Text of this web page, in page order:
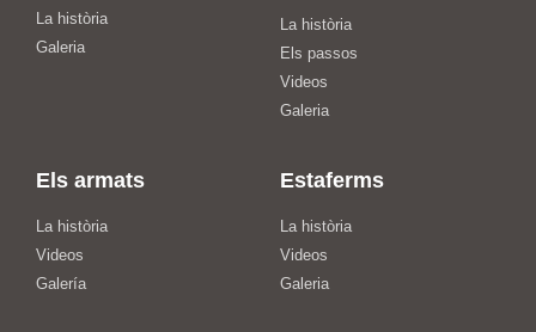
La història
Galeria
La història
Els passos
Videos
Galeria
Els armats
La història
Videos
Galería
Estaferms
La història
Videos
Galeria